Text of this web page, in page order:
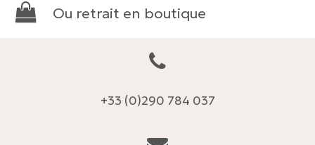
Ou retrait en boutique
+33 (0)290 784 037